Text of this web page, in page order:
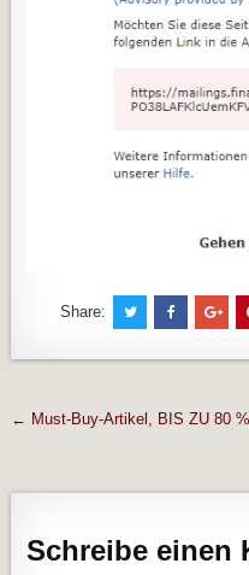
Share:
← Must-Buy-Artikel, BIS ZU 80
Schreibe einen